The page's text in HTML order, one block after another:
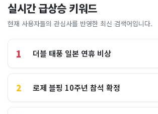
실시간 급상승 키워드
현재 사용자들의 관심사를 반영한 최신 검색어입니다.
1 더블 태풍 일본 연휴 비상
2 로제 블핑 10주년 참석 확정